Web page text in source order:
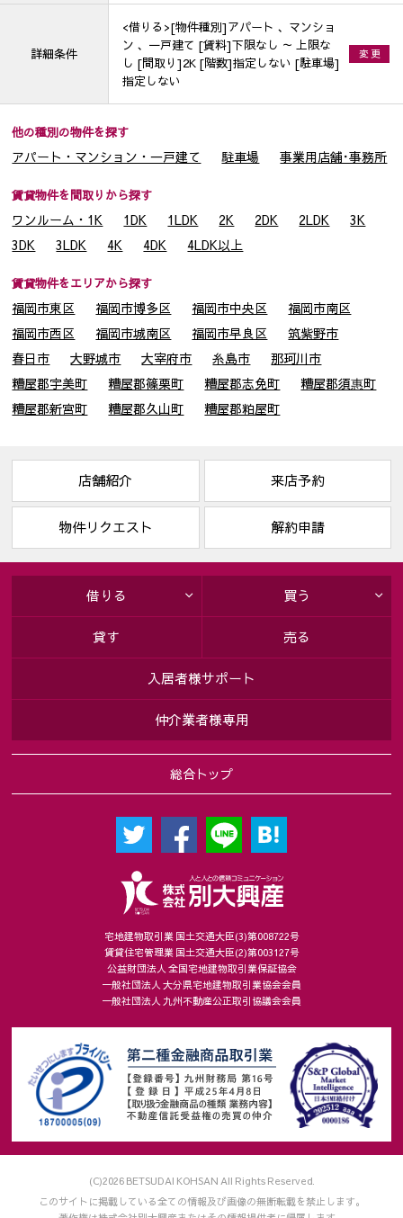
詳細条件
<借りる>[物件種別]アパート 、マンショ
ン 、一戸建て [賃料]下限なし ～ 上限な
し [間取り]2K [階数]指定しない [駐車場]
指定しない
変 更
他の種別の物件を探す
アパート・マンション・一戸建て 駐車場 事業用店舗･事務所
賃貸物件を間取りから探す
ワンルーム・1K 1DK 1LDK 2K 2DK 2LDK
3K
3DK
3LDK 4K 4DK 4LDK以上
賃貸物件をエリアから探す
福岡市東区 福岡市博多区 福岡市中央区
福岡市南区
福岡市西区
福岡市城南区 福岡市早良区
筑紫野市
春日市
大野城市 大宰府市 糸島市
那珂川市
糟屋郡宇美町
糟屋郡篠栗町 糟屋郡志免町
糟屋郡須惠町
糟屋郡新宮町
糟屋郡久山町 糟屋郡粕屋町
店舗紹介 来店予約
物件リクエスト 解約申請
宅地建物取引業 国土交通大臣(3)第008722号
賃貸住宅管理業 国土交通大臣(2)第003127号
公益財団法人 全国宅地建物取引業保証協会
一般社団法人 大分県宅地建物取引業協会会員
一般社団法人 九州不動産公正取引協議会会員
総合トップ
借りる 買う
貸す 売る
入居者様サポート
仲介業者様専用
(C)2026 BETSUDAI KOHSAN All Rights Reserved.
このサイトに掲載している全ての情報及び画像の無断転載を禁止します。